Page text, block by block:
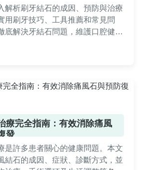
解析刷牙結石的成因、預防與治療
用刷牙技巧、工具推薦和常見問
底解決牙結石問題，維護口腔健
健的讀者。
療完全指南：有效消除痛風
發
是許多患者關心的健康問題。本文
結石的成因、症狀、診斷方式，並